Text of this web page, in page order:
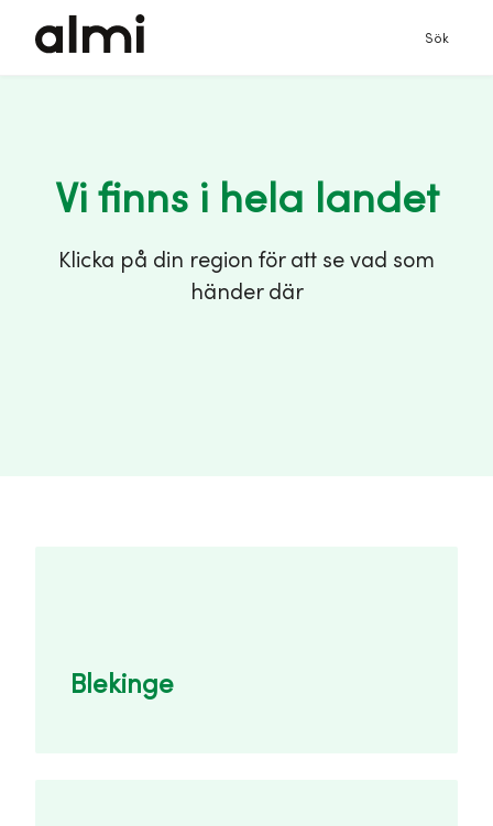
Sök
Vi finns i hela landet
Klicka på din region för att se vad som
händer där
Blekinge